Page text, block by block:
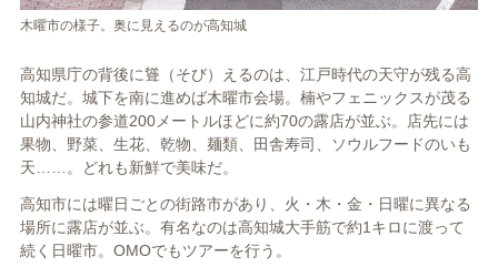
木曜市の様子。奥に見えるのが高知城
高知県庁の背後に聳（そび）えるのは、江戸時代の天守が残る高
知城だ。城下を南に進めば木曜市会場。楠やフェニックスが茂る
山内神社の参道200メートルほどに約70の露店が並ぶ。店先には
果物、野菜、生花、乾物、麺類、田舎寿司、ソウルフードのいも
天……。どれも新鮮で美味だ。
高知市には曜日ごとの街路市があり、火・木・金・日曜に異なる
場所に露店が並ぶ。有名なのは高知城大手筋で約1キロに渡って
続く日曜市。OMOでもツアーを行う。